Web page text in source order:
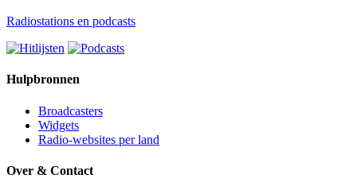
Radiostations en podcasts
Hulpbronnen
Broadcasters
Widgets
Radio-websites per land
Over & Contact